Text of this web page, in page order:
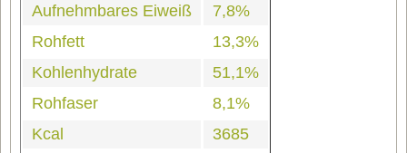
Aufnehmbares Eiweiß
7,8%
Rohfett
13,3%
Kohlenhydrate
51,1%
Rohfaser
8,1%
Kcal
3685